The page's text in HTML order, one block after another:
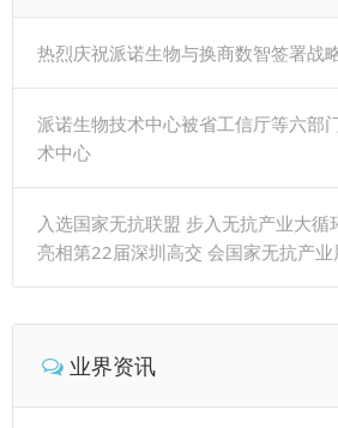
热烈庆祝派诺生物与换商数智签署战
派诺生物技术中心被省工信厅等六部
术中心
入选国家无抗联盟 步入无抗产业大
亮相第22届深圳高交 会国家无抗产业
业界资讯